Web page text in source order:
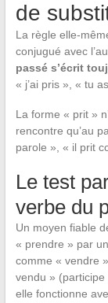
de
La règle elle-
conjugué avec
passé s’écrit
« j’ai pris », « tu
La forme « prit »
rencontre qu’au
parole », « il prit
Le test
verbe du
Un moyen fiable
« prendre » par
comme « vendre
vendu »
elle fonctionne